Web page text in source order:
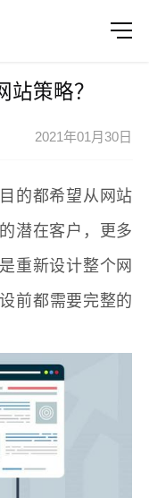
策略？
2021年01月30日
的都希望从网站
潜在客户，更多
重新设计整个网
前都需要完整的